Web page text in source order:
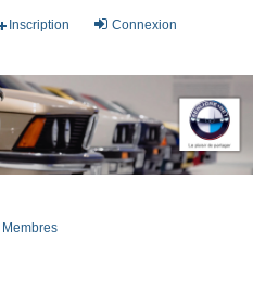
Connexion
Inscription
Membres